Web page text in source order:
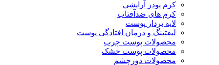
کرم پودر آرایشی
کرم های ضدآفتاب
لایه بردار پوست
لیفتینگ و درمان افتادگی پوست
محصولات پوست چرب
محصولات پوست خشک
محصولات دورچشم